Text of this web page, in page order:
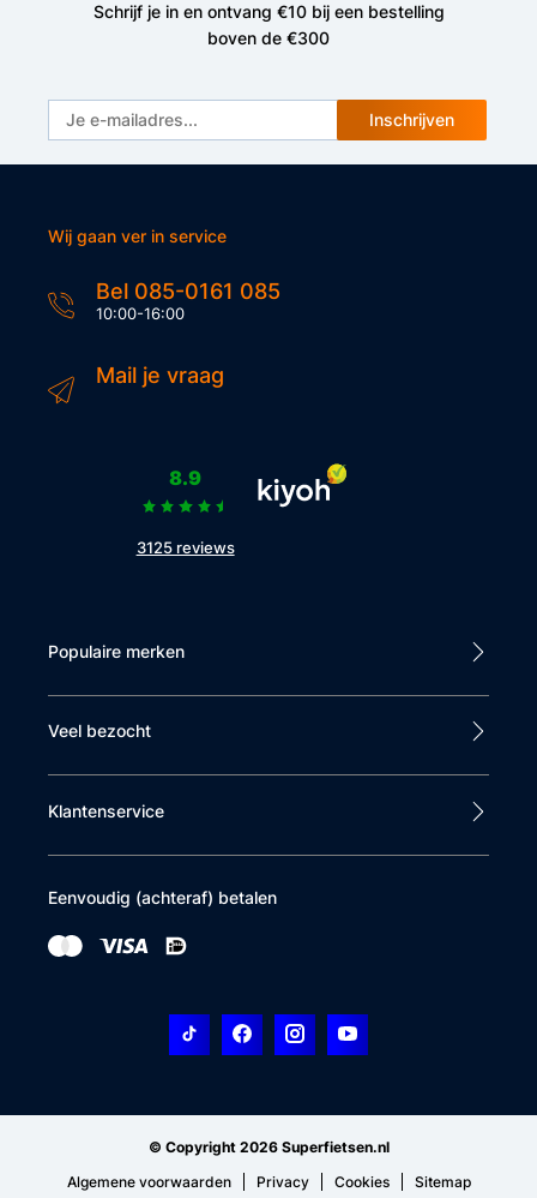
Schrijf je in en ontvang €10 bij een bestelling
boven de €300
Inschrijven
Wij gaan ver in service
Bel 085-0161 085
10:00-16:00
Mail je vraag
8.9
3125 reviews
Populaire merken
Veel bezocht
Klantenservice
Eenvoudig (achteraf) betalen
© Copyright 2026 Superfietsen.nl
Algemene voorwaarden
Privacy Cookies Sitemap